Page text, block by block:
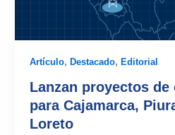
Artículo, Destacado, Editorial
Lanzan proyectos de
para Cajamarca,
Loreto